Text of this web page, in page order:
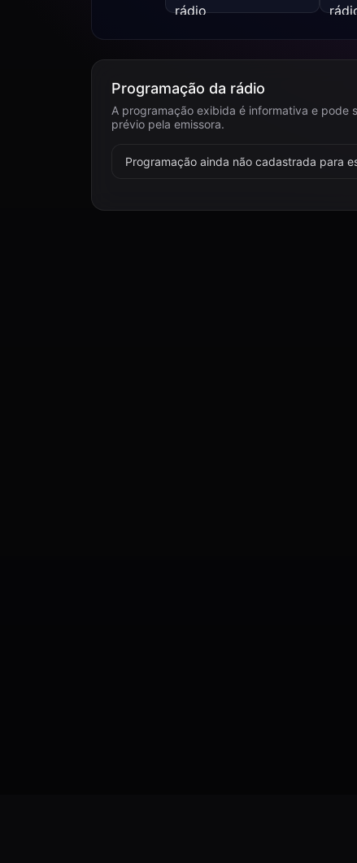
Programação da rádio
A programação exibida é informativa e pode
prévio pela emissora.
Programação ainda não cadastrada para